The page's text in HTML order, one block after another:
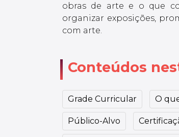
obras de arte e o que
organizar exposições,
com arte.
Conteúdos
Grade Curricular O
Público-Alvo